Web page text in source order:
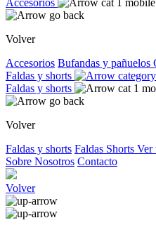
Accesorios
Volver
Accesorios Bufandas y pañuelos
Faldas y shorts
Faldas y shorts
Volver
Faldas y shorts Faldas Shorts Ver
Sobre Nosotros Contacto
Volver